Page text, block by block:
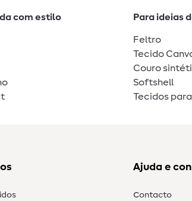
com estilo Para ideias
Feltro
Tecido
Couro
Softshell
Tecidos
Ajuda e
Contacto